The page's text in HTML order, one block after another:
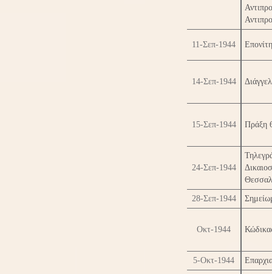
11-Σεπ-1944
14-Σεπ-1944
15-Σεπ-1944 Πράξη
24-Σεπ-1944
28-Σεπ-1944
Οκτ-1944
5-Οκτ-1944